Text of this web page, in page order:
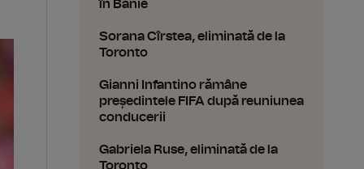
în Bănie
Sorana Cîrstea, eliminată de la
Toronto
Gianni Infantino rămâne
președintele FIFA după reuniunea
conducerii
Gabriela Ruse, eliminată de la
Toronto